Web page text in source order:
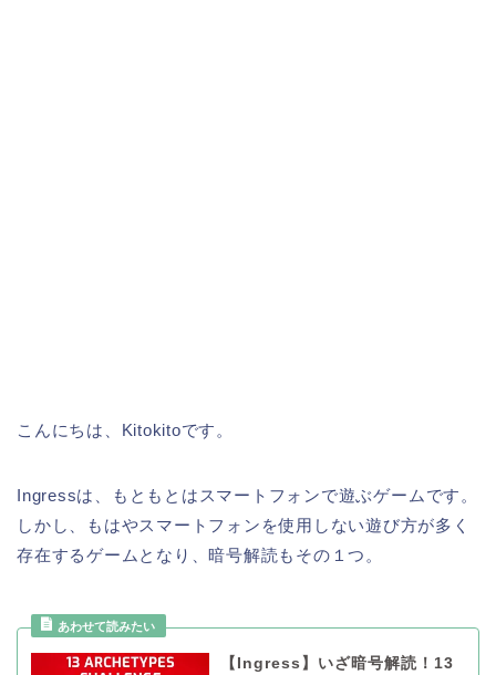
こんにちは、Kitokitoです。
Ingressは、もともとはスマートフォンで遊ぶゲームです。
しかし、もはやスマートフォンを使用しない遊び方が多く
存在するゲームとなり、暗号解読もその１つ。
【Ingress】いざ暗号解読！13